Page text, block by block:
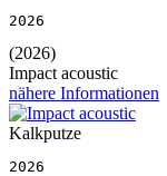
2026
(2026)
Impact acoustic
nähere Informationen
Kalkputze
2026